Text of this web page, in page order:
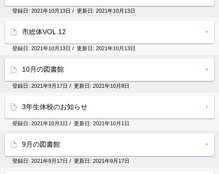
登録日: 2021年10月13日 / 更新日: 2021年10月13日
市総体VOL.12
登録日: 2021年10月13日 / 更新日: 2021年10月13日
10月の図書館
登録日: 2021年9月17日 / 更新日: 2021年10月8日
3年生休校のお知らせ
登録日: 2021年10月1日 / 更新日: 2021年10月1日
9月の図書館
登録日: 2021年9月17日 / 更新日: 2021年9月17日